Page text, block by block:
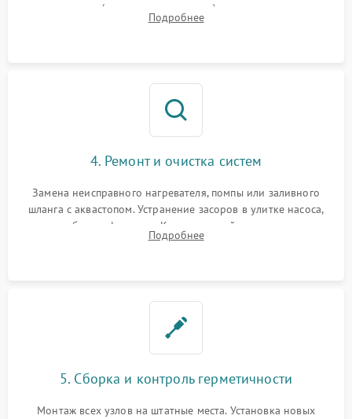
прессостата (датчика уровня воды), датчика мутности,
концевика дверцы и электронного модуля управления.
Подробнее
4. Ремонт и очистка систем
Замена неисправного нагревателя, помпы или заливного
шланга с аквастопом. Устранение засоров в улитке насоса,
патрубках и фильтрах. Компонентный ремонт платы
управления, восстановление поврежденной проводки.
Подробнее
5. Сборка и контроль герметичности
Монтаж всех узлов на штатные места. Установка новых